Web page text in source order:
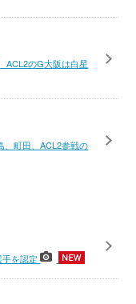
ACL2のG大阪は白星
、町田、ACL2参戦の
手を認定